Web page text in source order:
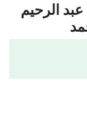
رقم (219) : عبد الرحيم